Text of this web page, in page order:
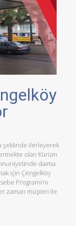
şeklinde ilerleyerek
olan Kürüm
daima
için Çengelköy
Programı’nı
zaman müşteri ile